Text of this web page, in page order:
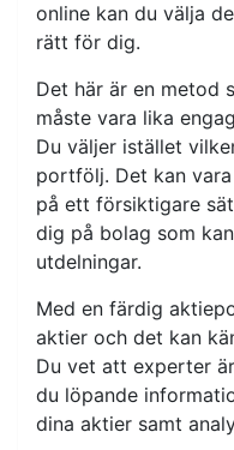
online kan du välja
rätt för dig.
Det här är en metod
måste vara lika
Du väljer istället
portfölj. Det kan
på ett försiktigare
dig på bolag som
utdelningar.
Med en färdig
aktier och det kan
Du vet att experter
du löpande
dina aktier samt